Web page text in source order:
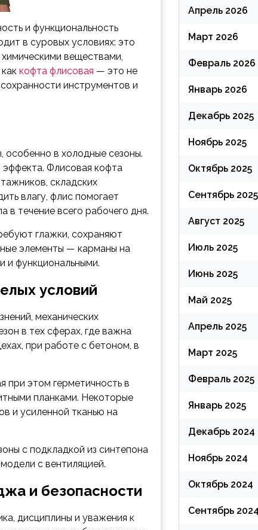
и функциональность
в суровых условиях: это
веществами,
кофта флисовая — это не
инструментов и
в холодные сезоны.
эффекта. Флисовая кофта
складских
влагу, флис помогает
в течение всего рабочего дня.
глажки, сохраняют
элементы — карманы на
и функциональными.
условий
механических
в тех сферах, где важна
при работе с бетоном, в
при этом герметичность в
планками. Некоторые
и усиленной тканью на
с подкладкой из синтепона
с вентиляцией.
и безопасности
дисциплины и уважения к
Апрель 2026
Март 2026
Февраль 2026
Январь 2026
Декабрь 2025
Ноябрь 2025
Октябрь 2025
Сентябрь 2025
Август 2025
Июль 2025
Июнь 2025
Май 2025
Апрель 2025
Март 2025
Февраль 2025
Январь 2025
Декабрь 2024
Ноябрь 2024
Октябрь 2024
Сентябрь 2024